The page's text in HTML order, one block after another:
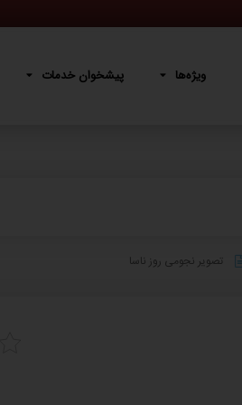
ویژه‌ها پیشخوان خدمات
تصویر نجومی روز ناسا